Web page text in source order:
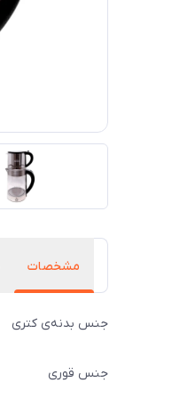
مشخصات
جنس بدنه‌ی کتری
جنس قوری